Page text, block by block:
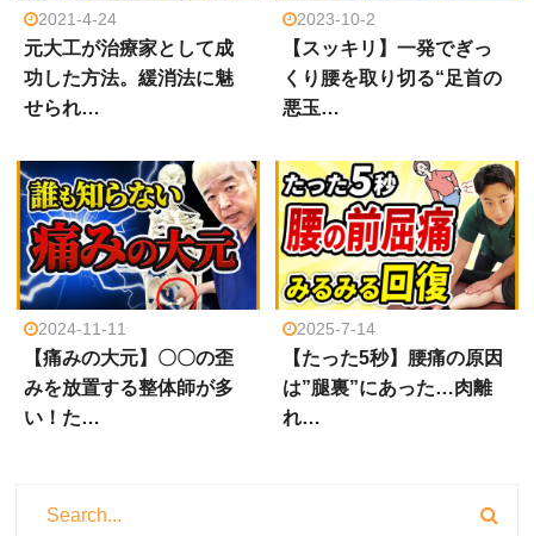
2021-4-24
元大工が治療家として成
功した方法。緩消法に魅
せられ…
2023-10-2
【スッキリ】一発でぎっ
くり腰を取り切る“足首の
悪玉…
2024-11-11
【痛みの大元】〇〇の歪
みを放置する整体師が多
い！た…
2025-7-14
【たった5秒】腰痛の原因
は”腿裏”にあった…肉離
れ…